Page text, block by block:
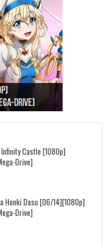
Drive]
[1080p]
Drive]
Drive]
Castle [1080p]
Drive]
Honki Dasu [06/14][1080p]
Drive]